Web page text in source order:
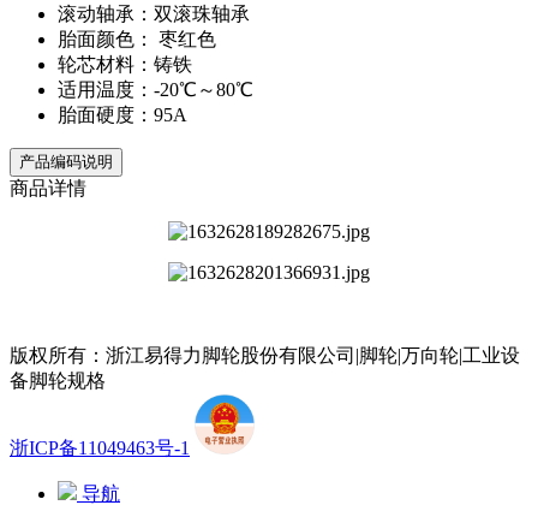
滚动轴承：双滚珠轴承
胎面颜色： 枣红色
轮芯材料：铸铁
适用温度：-20℃～80℃
胎面硬度：95A
产品编码说明
商品详情
版权所有：浙江易得力脚轮股份有限公司|脚轮|万向轮|工业设
备脚轮规格
浙ICP备11049463号-1
导航